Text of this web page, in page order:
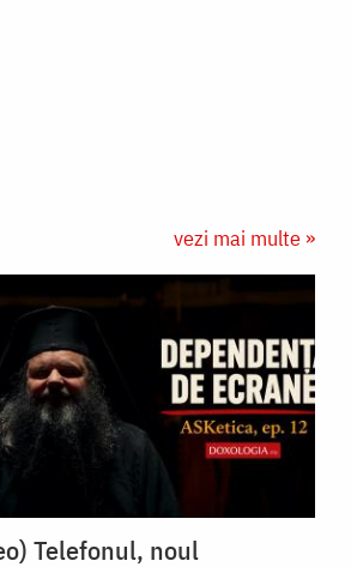
vezi mai multe »
Telefonul, noul